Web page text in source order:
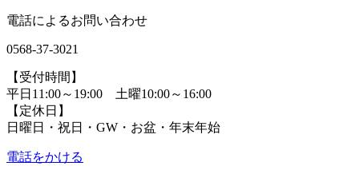
電話によるお問い合わせ
0568-37-3021
【受付時間】
平日11:00～19:00 土曜10:00～16:00
【定休日】
日曜日・祝日・GW・お盆・年末年始
電話をかける